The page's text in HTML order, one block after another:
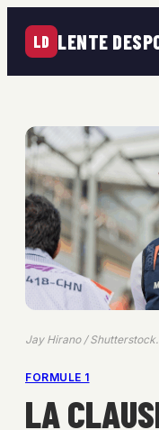
LD LENTE
Jay Hirano /
FORMULE 1
LA